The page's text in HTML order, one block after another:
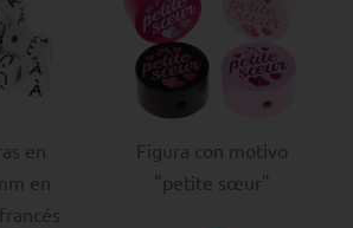
en
en
Figura con motivo
"petite sœur"